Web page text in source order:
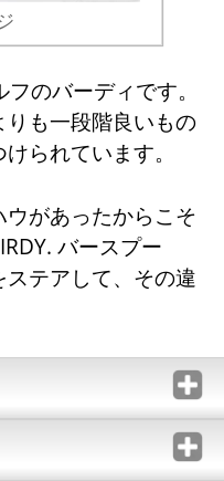
のバーディです。
も一段階良いもの
られています。
があったからこそ
バースプー
テアして、その違